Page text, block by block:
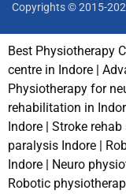
Copyrights © 2015-
Best Physiotherapy
centre in Indore |
Physiotherapy for
rehabilitation in
Indore | Stroke
paralysis Indore |
Indore | Neuro
Robotic